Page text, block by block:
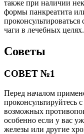
также при наличии
формы панкреатита
чаги в лечебных целях.
Советы
СОВЕТ №1
Перед началом
проконсультируйтесь
возможных
особенно если у вас
железы или другие